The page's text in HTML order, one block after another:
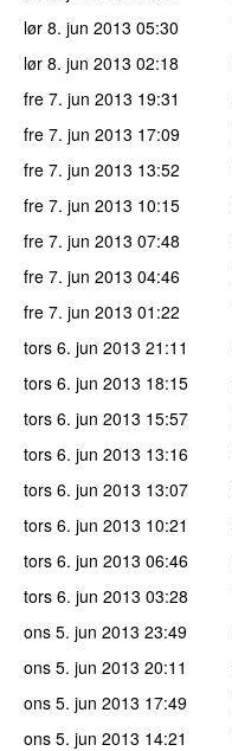
lør 8. jun 2013 05:30
lør 8. jun 2013 02:18
fre 7. jun 2013 19:31
fre 7. jun 2013 17:09
fre 7. jun 2013 13:52
fre 7. jun 2013 10:15
fre 7. jun 2013 07:48
fre 7. jun 2013 04:46
fre 7. jun 2013 01:22
tors 6. jun 2013 21:11
tors 6. jun 2013 18:15
tors 6. jun 2013 15:57
tors 6. jun 2013 13:16
tors 6. jun 2013 13:07
tors 6. jun 2013 10:21
tors 6. jun 2013 06:46
tors 6. jun 2013 03:28
ons 5. jun 2013 23:49
ons 5. jun 2013 20:11
ons 5. jun 2013 17:49
ons 5. jun 2013 14:21